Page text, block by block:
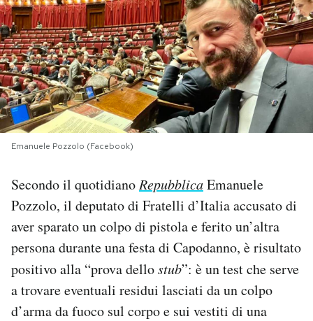
PODCAST
NEWSLETTER
I MIEI PREFERITI
SHOP
CALENDARIO
AREA PERSONALE
Area Personale
Newsletter
Emanuele Pozzolo (Facebook)
Secondo il quotidiano RepubblicaEmanuele
Pozzolo, il deputato di Fratelli d’Italia accusato di
aver sparato un colpo di pistola e ferito un’altra
persona durante una festa di Capodanno, è risultato
positivo alla “prova dellostub”: è un test che serve
a trovare eventuali residui lasciati da un colpo
d’arma da fuoco sul corpo e sui vestiti di una